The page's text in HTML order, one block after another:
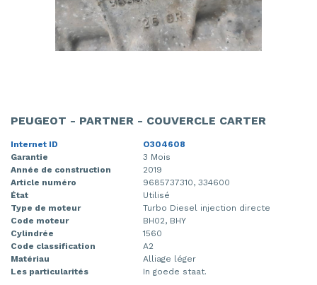
PEUGEOT - PARTNER - COUVERCLE CARTER
Internet ID
O304608
Garantie
3 Mois
Année de construction
2019
Article numéro
9685737310, 334600
État
Utilisé
Type de moteur
Turbo Diesel injection directe
Code moteur
BH02, BHY
Cylindrée
1560
Code classification
A2
Matériau
Alliage léger
Les particularités
In goede staat.